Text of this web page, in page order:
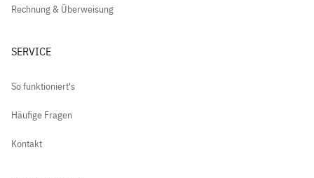
Rechnung & Überweisung
SERVICE
So funktioniert's
Häufige Fragen
Kontakt